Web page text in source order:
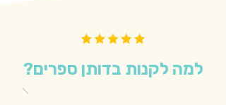
למה לקנות בדותן ספרים?